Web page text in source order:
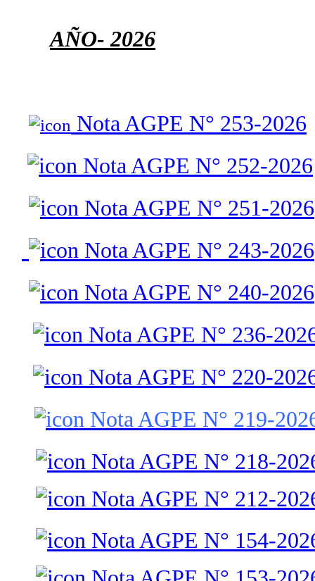
AÑO- 2026
Nota AGPE N° 253-2026
Nota AGPE N° 252-2026
Nota AGPE N° 251-2026
Nota AGPE N° 243-2026
Nota AGPE N° 240-2026
Nota AGPE N° 236-
Nota AGPE N° 220-
Nota AGPE N° 219-
Nota AGPE N° 218-
Nota AGPE N° 212-
Nota AGPE N° 154-